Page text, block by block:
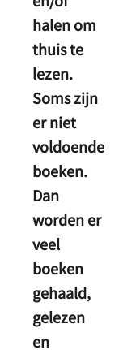
halen om
thuis te
lezen.
Soms zijn
er niet
voldoende
boeken.
Dan
worden er
veel
boeken
gehaald,
gelezen
en